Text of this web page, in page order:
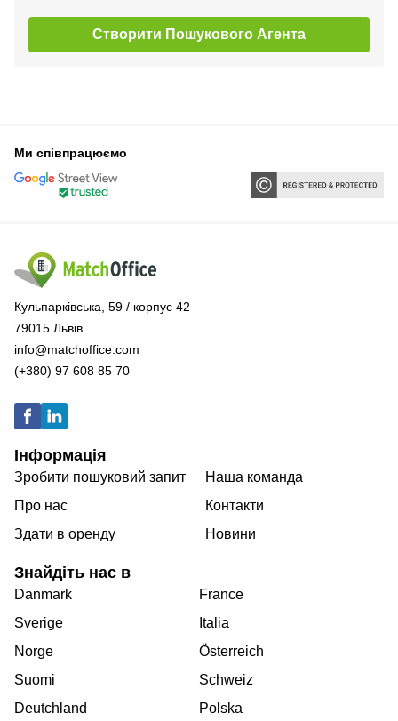
Створити Пошукового Агента
Ми співпрацюємо
Кульпарківська, 59 / корпус 42
79015 Львів
info@matchoffice.com
(+380) 97 608 85 70
Інформація
Зробити пошуковий запит
Про нас
Здати в оренду
Наша команда
Контакти
Новини
Знайдіть нас в
Danmark
Sverige
Norge
Suomi
Deutchland
France
Italia
Österreich
Schweiz
Polska